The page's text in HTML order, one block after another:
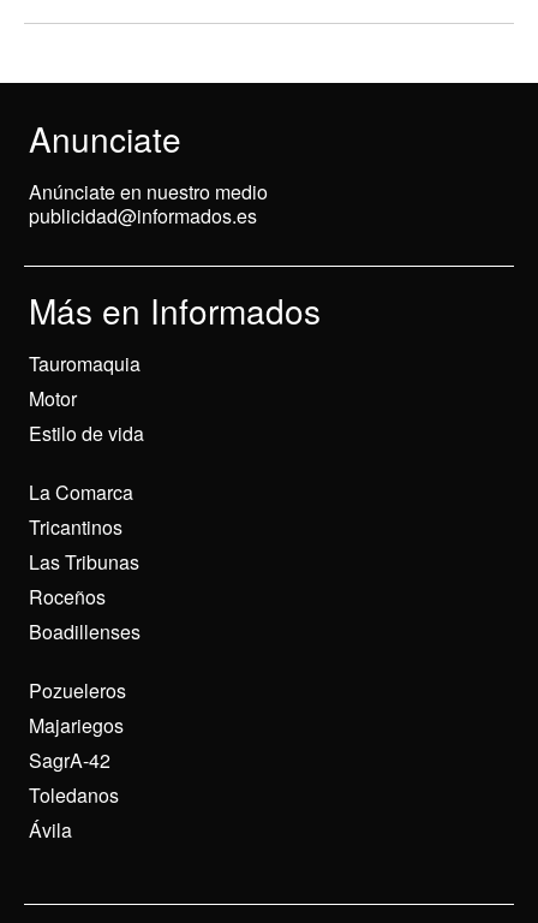
Anunciate
Anúnciate en nuestro medio
publicidad@informados.es
Más en Informados
Tauromaquia
Motor
Estilo de vida
La Comarca
Tricantinos
Las Tribunas
Roceños
Boadillenses
Pozueleros
Majariegos
SagrA-42
Toledanos
Ávila